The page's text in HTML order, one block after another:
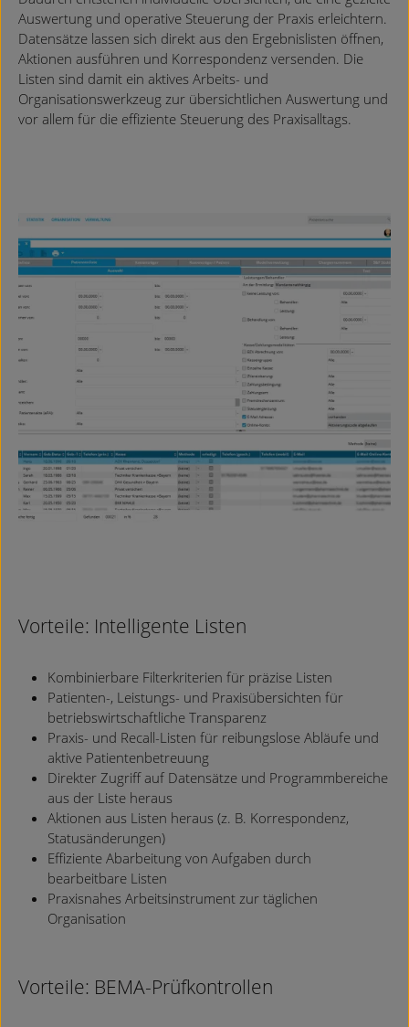
Auswertung und operative Steuerung der Praxis erleichtern.
Datensätze lassen sich direkt aus den Ergebnislisten öffnen,
Aktionen ausführen und Korrespondenz versenden. Die
Listen sind damit ein aktives Arbeits- und
Organisationswerkzeug zur übersichtlichen Auswertung und
vor allem für die effiziente Steuerung des Praxisalltags.
Vorteile: Intelligente Listen
Kombinierbare Filterkriterien für präzise Listen
Patienten-, Leistungs- und Praxisübersichten für
betriebswirtschaftliche Transparenz
Praxis- und Recall-Listen für reibungslose Abläufe und
aktive Patientenbetreuung
Direkter Zugriff auf Datensätze und Programmbereiche
aus der Liste heraus
Aktionen aus Listen heraus (z. B. Korrespondenz,
Statusänderungen)
Effiziente Abarbeitung von Aufgaben durch
bearbeitbare Listen
Praxisnahes Arbeitsinstrument zur täglichen
Organisation
Vorteile: BEMA-Prüfkontrollen